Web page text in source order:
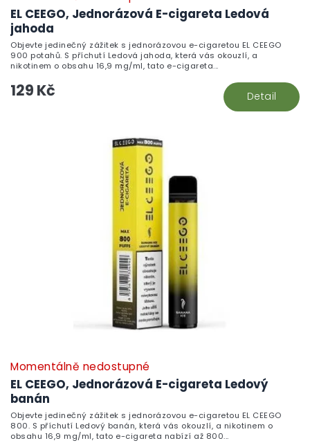
EL CEEGO, Jednorázová E-cigareta Ledová
jahoda
129 Kč Detail
Objevte jedinečný zážitek s jednorázovou e-cigaretou EL CEEGO
900 potahů. S příchutí Ledová jahoda, která vás okouzlí, a
nikotinem o obsahu 16,9 mg/ml, tato e-cigareta...
EL CEEGO, Jednorázová E-cigareta Ledový
banán
Momentálně nedostupné
Objevte jedinečný zážitek s jednorázovou e-cigaretou EL CEEGO
800. S příchutí Ledový banán, která vás okouzlí, a nikotinem o
obsahu 16,9 mg/ml, tato e-cigareta nabízí až 800...